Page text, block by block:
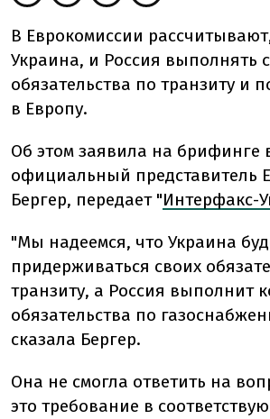
В Еврокомиссии
Украина, и Россия выполнять
обязательства по транзиту и
в Европу.
Об этом заявила на брифинге
официальный представитель
Бергер, передает "Интерфакс-
"Мы надеемся, что Украина
придерживаться своих
транзиту, а Россия выполнит
обязательства по
сказала Бергер.
Она не смогла ответить на
это требование в